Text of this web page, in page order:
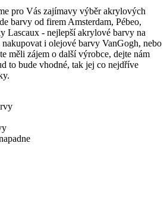
pro Vás zajímavy výběr akrylových
barvy od firem Amsterdam, Pébeo,
Lascaux - nejlepší akrylové barvy na
nakupovat i olejové barvy VanGogh, nebo
měli zájem o další výrobce, dejte nám
to bude vhodné, tak jej co nejdříve